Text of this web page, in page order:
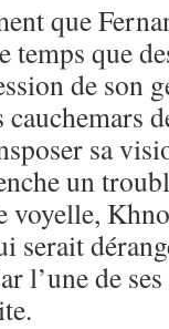
que
que
de son
sa
un
voyelle,
serait
l’une de